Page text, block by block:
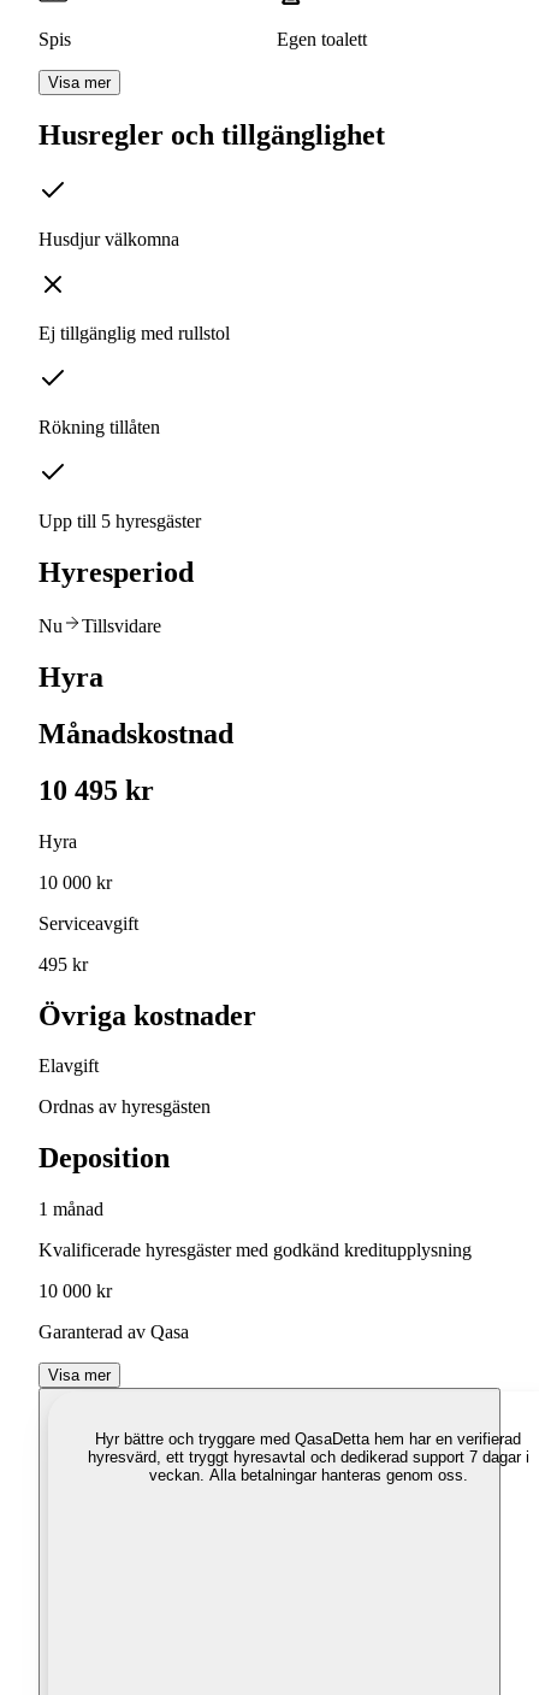
Spis Egen toalett
Visa mer
Husregler och tillgänglighet
Husdjur välkomna
Ej tillgänglig med rullstol
Rökning tillåten
Upp till 5 hyresgäster
Hyresperiod
Nu Tillsvidare
Hyra
Månadskostnad
10 495 kr
Hyra
10 000 kr
Serviceavgift
495 kr
Övriga kostnader
Elavgift
Ordnas av hyresgästen
Deposition
1 månad
Kvalificerade hyresgäster med godkänd kreditupplysning
10 000 kr
Garanterad av Qasa
Visa mer
Hyr bättre och tryggare med QasaDetta hem har en verifierad
hyresvärd, ett tryggt hyresavtal och dedikerad support 7 dagar i
veckan. Alla betalningar hanteras genom oss.